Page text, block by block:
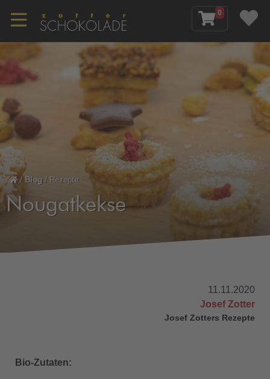
0
/ Blog / Rezepte
Nougatkekse
11.11.2020
Josef Zotter
Josef Zotters Rezepte
Bio-Zutaten: